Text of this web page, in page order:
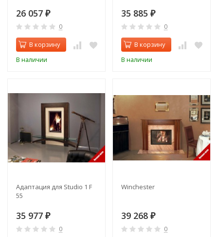
26 057 ₽
0
В корзину
В наличии
35 885 ₽
0
В корзину
В наличии
Адаптация для Studio 1 F
55
35 977 ₽
0
Winchester
39 268 ₽
0